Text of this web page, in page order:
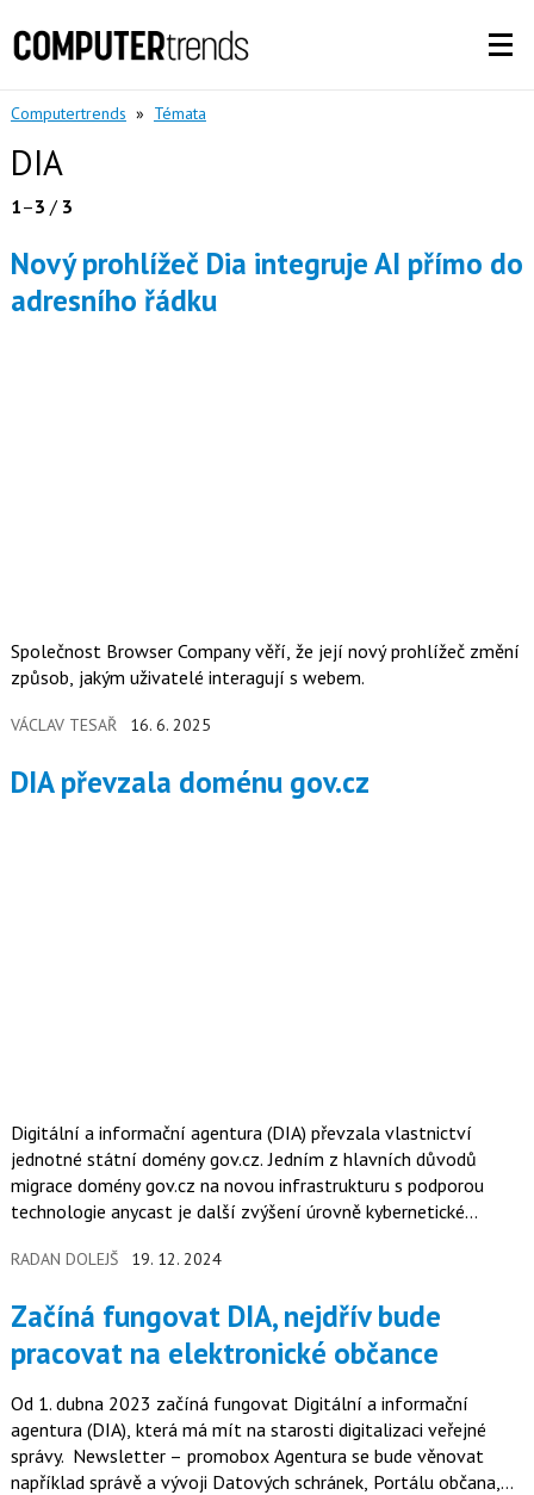
Computertrends » Témata
DIA
1–3 / 3
Nový prohlížeč Dia integruje AI přímo do
adresního řádku
Společnost Browser Company věří, že její nový prohlížeč změní
způsob, jakým uživatelé interagují s webem.
VÁCLAV TESAŘ 16. 6. 2025
DIA převzala doménu gov.cz
Digitální a informační agentura (DIA) převzala vlastnictví
jednotné státní domény gov.cz. Jedním z hlavních důvodů
migrace domény gov.cz na novou infrastrukturu s podporou
technologie anycast je další zvýšení úrovně kybernetické
RADAN DOLEJŠ 19. 12. 2024
Začíná fungovat DIA, nejdřív bude
pracovat na elektronické občance
Od 1. dubna 2023 začíná fungovat Digitální a informační
agentura (DIA), která má mít na starosti digitalizaci veřejné
správy. Newsletter – promobox Agentura se bude věnovat
například správě a vývoji Datových schránek, Portálu občana,